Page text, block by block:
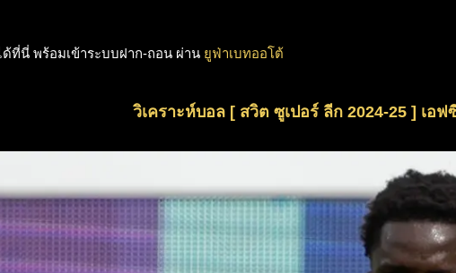
ด้ที่นี่ พร้อมเข้าระบบฝาก-ถอน ผ่าน ยูฟ่าเบทออโต้
วิเคราะห์บอล [ สวิต ซูเปอร์ ลีก 2024-25 ] เอ